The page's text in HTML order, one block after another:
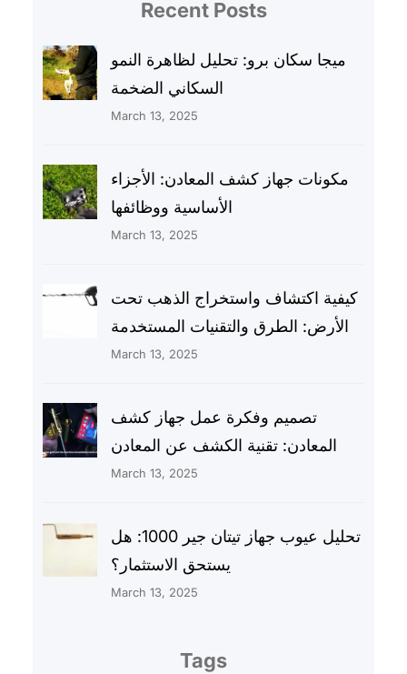
Recent Posts
ميجا سكان برو: تحليل لظاهرة النمو
السكاني الضخمة
March 13, 2025
مكونات جهاز كشف المعادن: الأجزاء
الأساسية ووظائفها
March 13, 2025
كيفية اكتشاف واستخراج الذهب تحت
الأرض: الطرق والتقنيات المستخدمة
March 13, 2025
تصميم وفكرة عمل جهاز كشف
المعادن: تقنية الكشف عن المعادن
March 13, 2025
تحليل عيوب جهاز تيتان جير 1000: هل
يستحق الاستثمار؟
March 13, 2025
Tags